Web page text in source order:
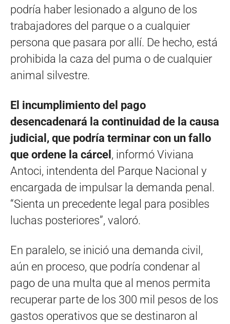
podría haber lesionado a alguno de los
trabajadores del parque o a cualquier
persona que pasara por allí. De hecho, está
prohibida la caza del puma o de cualquier
animal silvestre.
El incumplimiento del pago
desencadenará la continuidad de la causa
judicial, que podría terminar con un fallo
que ordene la cárcel , informó Viviana
Antoci, intendenta del Parque Nacional y
encargada de impulsar la demanda penal.
“Sienta un precedente legal para posibles
luchas posteriores”, valoró.
En paralelo, se inició una demanda civil,
aún en proceso, que podría condenar al
pago de una multa que al menos permita
recuperar parte de los 300 mil pesos de los
gastos operativos que se destinaron al